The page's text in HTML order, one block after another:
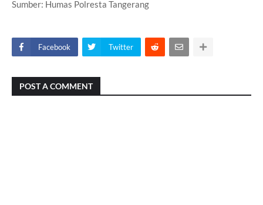
Sumber: Humas Polresta Tangerang
Facebook Twitter
POST A COMMENT